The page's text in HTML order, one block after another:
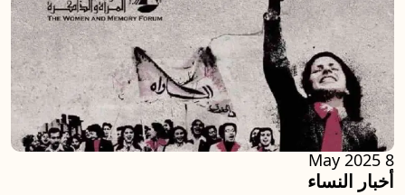
أخبار النساء
8 May 2025